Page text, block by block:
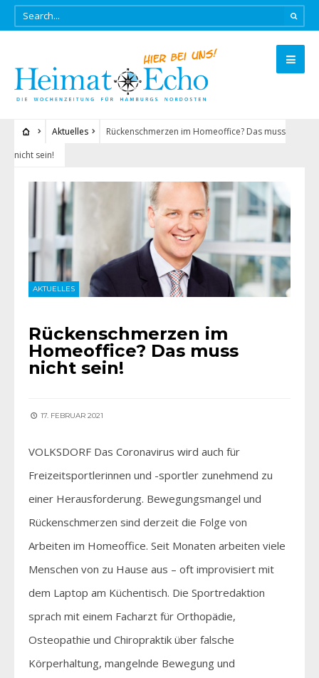
Aktuelles
Rückenschmerzen im Homeoffice? Das muss
nicht sein!
AKTUELLES
Rückenschmerzen im
Homeoffice? Das muss
nicht sein!
17. FEBRUAR 2021
VOLKSDORF Das Coronavirus wird auch für
Freizeitsportlerinnen und -sportler zunehmend zu
einer Herausforderung. Bewegungsmangel und
Rückenschmerzen sind derzeit die Folge von
Arbeiten im Homeoffice. Seit Monaten arbeiten viele
Menschen von zu Hause aus – oft improvisiert mit
dem Laptop am Küchentisch. Die Sportredaktion
sprach mit einem Facharzt für Orthopädie,
Osteopathie und Chiropraktik über falsche
Körperhaltung, mangelnde Bewegung und